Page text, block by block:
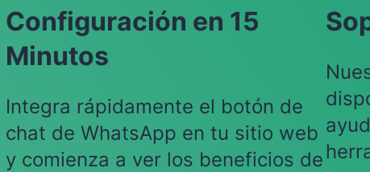
Configuración en 15
Minutos
Integra rápidamente el botón de
chat de WhatsApp en tu sitio web
y comienza a ver los beneficios de